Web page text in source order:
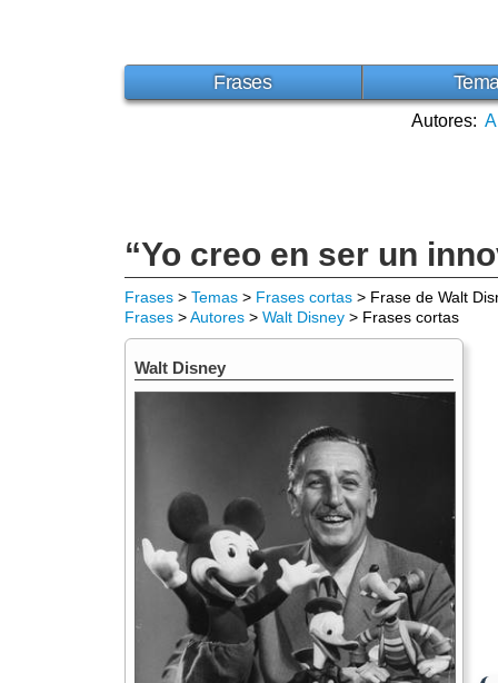
Frases
Autores: A
“Yo creo en ser un
Frases > Temas > Frases cortas > Frase de Walt
Frases >Autores > Walt Disney > Frases cortas
Walt Disney